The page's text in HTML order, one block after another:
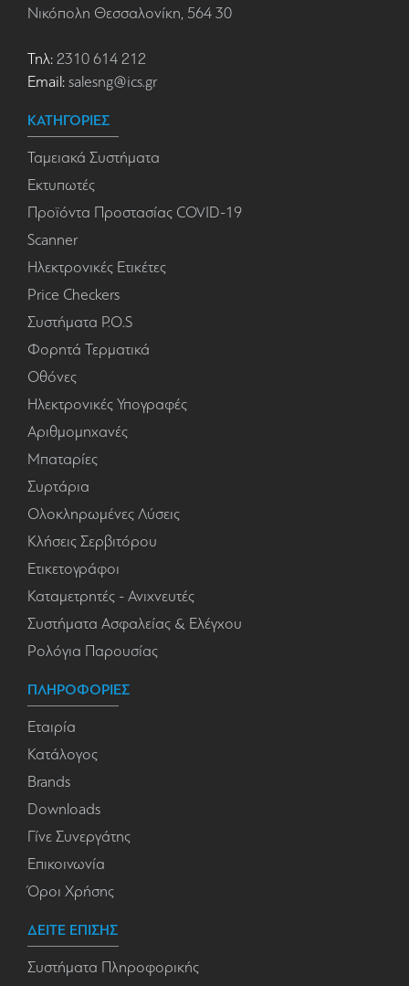
Νικόπολη Θεσσαλονίκη, 564 30
Τηλ: 2310 614 212
Email: salesng@ics.gr
ΚΑΤΗΓΟΡΙΕΣ
Ταμειακά Συστήματα
Εκτυπωτές
Προϊόντα Προστασίας COVID-19
Scanner
Ηλεκτρονικές Ετικέτες
Price Checkers
Συστήματα P.O.S
Φορητά Τερματικά
Οθόνες
Ηλεκτρονικές Υπογραφές
Αριθμομηχανές
Μπαταρίες
Συρτάρια
Ολοκληρωμένες Λύσεις
Κλήσεις Σερβιτόρου
Ετικετογράφοι
Καταμετρητές - Ανιχνευτές
Συστήματα Ασφαλείας & Ελέγχου
Ρολόγια Παρουσίας
ΠΛΗΡΟΦΟΡΙΕΣ
Εταιρία
Κατάλογος
Brands
Downloads
Γίνε Συνεργάτης
Επικοινωνία
Όροι Χρήσης
ΔΕΙΤΕ ΕΠΙΣΗΣ
Συστήματα Πληροφορικής